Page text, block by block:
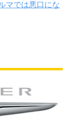
マでは悪口にな